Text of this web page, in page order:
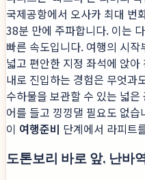
국제공항에서 오사카 최대 번
38분 만에 주파합니다. 이는
빠른 속도입니다. 여행의 시
넓고 편안한 지정 좌석에 앉
내로 진입하는 경험은 무엇과
수하물을 보관할 수 있는 넓
어를 들고 낑낑댈 필요도 없
이 여행준비 단계에서 라피트
도톤보리 바로 앞, 난바